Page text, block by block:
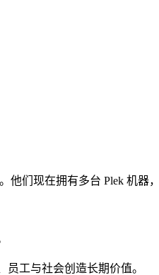
他们现在拥有多台 Plek 机
工与社会创造长期价值。